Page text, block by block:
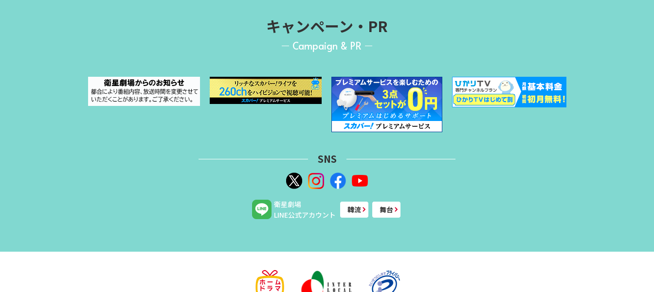
キャンペーン・PR
Campaign & PR
SNS
衛星劇場
LINE公式アカウント
韓流 舞台